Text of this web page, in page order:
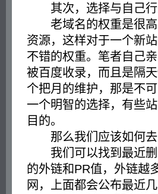
其次，选择与自己行
老域名的权重是很高
资源，这样对于一个新
不错的权重。笔者自己
被百度收录，而且是隔
个把月的维护，那是不
一个明智的选择，有些
目的。
那么我们应该如何去
我们可以找到最近删
的外链和PR值，外链越
网，上面都会公布最近